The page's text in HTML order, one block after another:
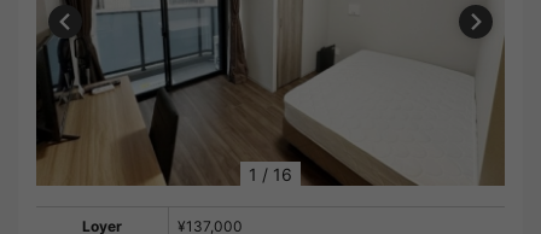
1 / 16
Loyer ¥137,000